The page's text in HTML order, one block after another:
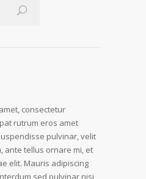
consectetur
rutrum eros amet
pulvinar, velit
ante tellus ornare mi, et
elit. Mauris adipiscing